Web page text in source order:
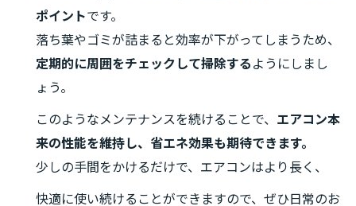
ポイントです。
落ち葉やゴミが詰まると効率が下がってしまうため、
定期的に周囲をチェックして掃除する ようにしまし
ょう。
このようなメンテナンスを続けることで、 エアコン本
来の性能を維持し、省エネ効果も期待できます。
少しの手間をかけるだけで、エアコンはより長く、
快適に使い続けることができますので、ぜひ日常のお